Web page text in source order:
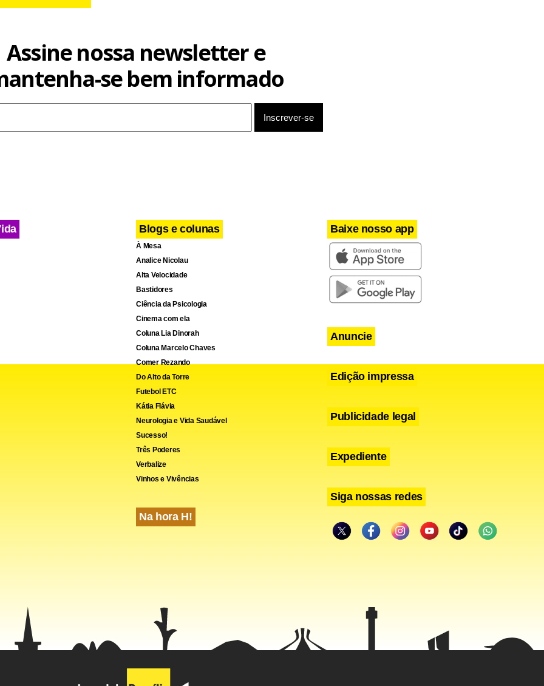
LinkedIn
Twitter
X
Assine nossa newsletter e
se bem informado
Blogs e colunas
À Mesa
Analice Nicolau
Alta Velocidade
Bastidores
Ciência da Psicologia
Cinema com ela
Coluna Lia Dinorah
Coluna Marcelo Chaves
Comer Rezando
Do Alto da Torre
Futebol ETC
Kátia Flávia
Neurologia e Vida Saudável
Sucesso!
Três Poderes
Verbalize
Vinhos e Vivências
Na hora H!
Baixe nosso app
Anuncie
Edição impressa
Publicidade legal
Expediente
Siga nossas redes